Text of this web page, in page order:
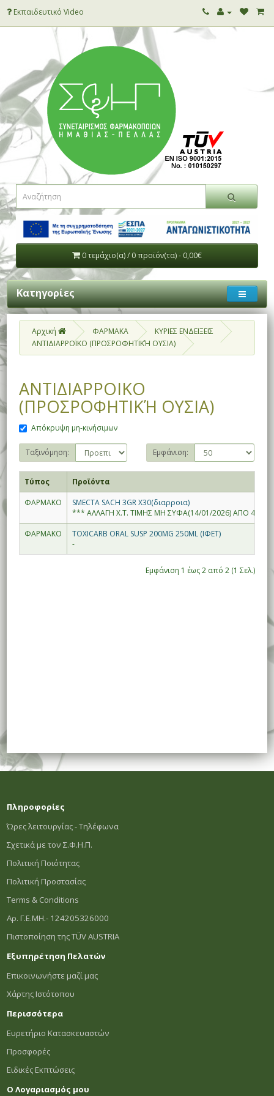
Εκπαιδευτικό Video
0 τεμάχιο(α) / 0 προϊόν(τα) - 0,00€
Κατηγορίες
Αρχική ΦΑΡΜΑΚΑ
ΚΥΡΙΕΣ ΕΝΔΕΙΞΕΙΣ
ΑΝΤΙΔΙΑΡΡΟΙΚΟ (ΠΡΟΣΡΟΦΗΤΙΚΉ ΟΥΣΙΑ)
ΑΝΤΙΔΙΑΡΡΟΙΚΟ
(ΠΡΟΣΡΟΦΗΤΙΚΉ ΟΥΣΙΑ)
Απόκρυψη μη-κινήσιμων
Ταξινόμηση: Εμφάνιση:
Τύπος
Προϊόντα
ΦΑΡΜΑΚΟ
SMECTA SACH 3GR X30(διαρροια)
*** ΑΛΛΑΓΗ Χ.Τ. ΤΙΜΗΣ ΜΗ ΣΥΦΑ(14/01/2026) ΑΠΟ 4.82--
ΦΑΡΜΑΚΟ
TOXICARB ORAL SUSP 200MG 250ML (ΙΦΕΤ)
-
Εμφάνιση 1 έως 2 από 2 (1 Σελ.)
Πληροφορίες
Ώρες λειτουργίας - Τηλέφωνα
Σχετικά με τον Σ.Φ.Η.Π.
Πολιτική Ποιότητας
Πολιτική Προστασίας
Terms & Conditions
Αρ. Γ.Ε.ΜΗ.- 124205326000
Πιστοποίηση της TÜV AUSTRIA
Εξυπηρέτηση Πελατών
Επικοινωνήστε μαζί μας
Χάρτης Ιστότοπου
Περισσότερα
Ευρετήριο Κατασκευαστών
Προσφορές
Ειδικές Εκπτώσεις
Ο Λογαριασμός μου